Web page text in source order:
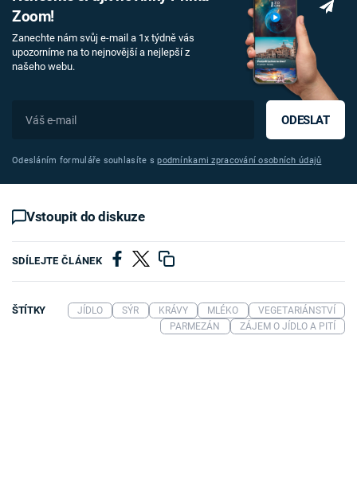
Zoom!
Zanechte nám svůj e-mail a 1x týdně vás
upozorníme na to nejnovější a nejlepší z
našeho webu.
ODESLAT
Odesláním formuláře souhlasíte spodmínkami zpracování osobních údajů
Vstoupit do diskuze
SDÍLEJTE ČLÁNEK
ŠTÍTKY JÍDLO SÝR KRÁVY MLÉKO
VEGETARIÁNSTVÍ
PARMEZÁN
ZÁJEM O JÍDLO A PITÍ